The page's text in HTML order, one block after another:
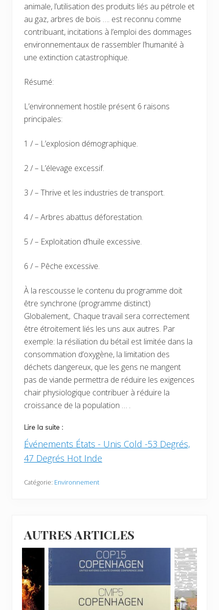
animale, l’utilisation des produits liés au pétrole et
au gaz, arbres de bois …. est reconnu comme
contribuant, incitations à l’emploi des dommages
environnementaux de rassembler l’humanité à
une extinction catastrophique.
Résumé:
L’environnement hostile présent 6 raisons
principales:
1 / – L’explosion démographique.
2 / – L’élevage excessif.
3 / – Thrive et les industries de transport.
4 / – Arbres abattus déforestation.
5 / – Exploitation d’huile excessive.
6 / – Pêche excessive.
À la rescousse le contenu du programme doit
être synchrone (programme distinct)
Globalement,. Chaque travail sera correctement
être étroitement liés les uns aux autres. Par
exemple: la résiliation du bétail est limitée dans la
consommation d’oxygène, la limitation des
déchets dangereux, que les gens ne mangent
pas de viande permettra de réduire les exigences
chair physiologique contribuer à réduire la
croissance de la population … .
Lire la suite :
Événements États - Unis Cold -53 Degrés,
47 Degrés Hot Inde
Catégorie: Environnement
AUTRES ARTICLES